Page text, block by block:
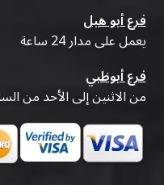
فرع أبو هيل
يعمل على مدار 24 ساعة
فرع أبوظبي
من الاثنين إلى الأحد من الساعة 9:00 صباحًا حتى